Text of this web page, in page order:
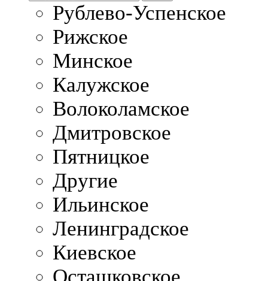
Рублево-Успенское
Рижское
Минское
Калужское
Волоколамское
Дмитровское
Пятницкое
Другие
Ильинское
Ленинградское
Киевское